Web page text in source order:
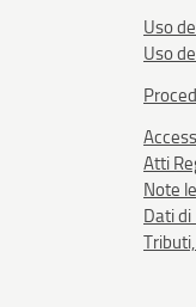
Uso
Uso
Atti
Note
Dati